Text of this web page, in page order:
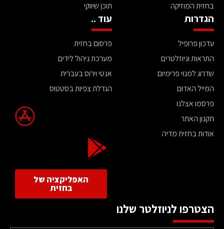
בחזית המוזיקה
תוכן שיווקי
הגדרות
עדכון פרופיל
התראות וניוזלטרים
שדרוג למנוי פרימיום
המייל האדום
פרסמו אצלנו
תקנון האתר
אודות בחזית מדיה
עוד ..
פרסום בחזית
מערכת ניהול לידים
אנטי וירוס בעברית
הגדלת צפיות בסטטוס
האפליקציה של
בחזית
הצטרפו לניוזלטר שלנו